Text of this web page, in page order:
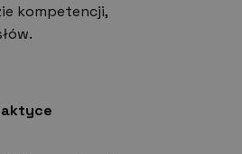
kompetencji,